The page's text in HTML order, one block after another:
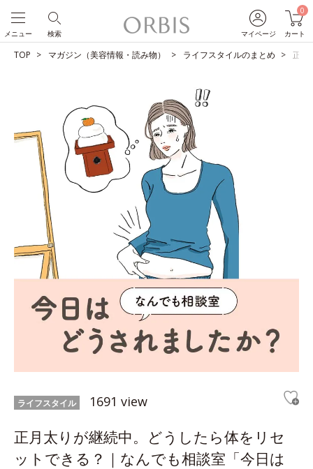
マイページ
0
カート
検索
メニュー
TOP マガジン（美容情報・読み物） ライフスタイルのまとめ 正月
ライフスタイル 1691 view
正月太りが継続中。どうしたら体をリセ
ットできる？｜なんでも相談室「今日は